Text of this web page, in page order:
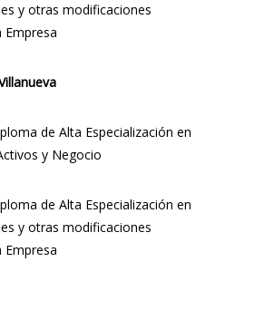
y otras modificaciones
Empresa
de Alta Especialización en
y Negocio
de Alta Especialización en
y otras modificaciones
Empresa